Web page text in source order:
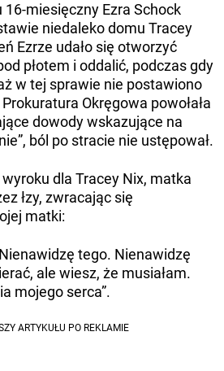
16-miesięczny Ezra Schock
niedaleko domu Tracey
Ezrze udało się otworzyć
płotem i oddalić, podczas gdy
w tej sprawie nie postawiono
Okręgowa powołała
dowody wskazujące na
ból po stracie nie ustępował.
dla Tracey Nix, matka
łzy, zwracając się
matki:
tego. Nienawidzę
ale wiesz, że musiałam.
mojego serca”.